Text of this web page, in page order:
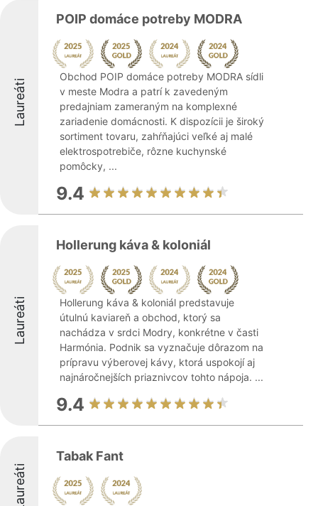
Laureáti
POIP domáce potreby MODRA
Obchod POIP domáce potreby MODRA sídli
v meste Modra a patrí k zavedeným
predajniam zameraným na komplexné
zariadenie domácnosti. K dispozícii je široký
sortiment tovaru, zahŕňajúci veľké aj malé
elektrospotrebiče, rôzne kuchynské
pomôcky, ...
9.4
Laureáti
Hollerung káva & koloniál
Hollerung káva & koloniál predstavuje
útulnú kaviareň a obchod, ktorý sa
nachádza v srdci Modry, konkrétne v časti
Harmónia. Podnik sa vyznačuje dôrazom na
prípravu výberovej kávy, ktorá uspokojí aj
najnáročnejších priaznivcov tohto nápoja. ...
9.4
Laureáti
Tabak Fant